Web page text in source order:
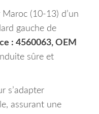
(10-13) d’un
gauche de
: 4560063, OEM
sûre et
s’adapter
assurant une